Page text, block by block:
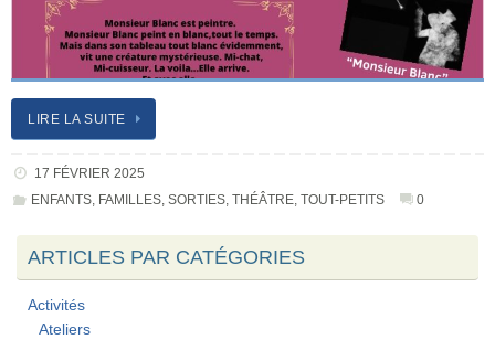
LIRE LA SUITE
17 FÉVRIER 2025
ENFANTS, FAMILLES, SORTIES, THÉÂTRE, TOUT-PETITS 0
ARTICLES PAR CATÉGORIES
Activités
Ateliers